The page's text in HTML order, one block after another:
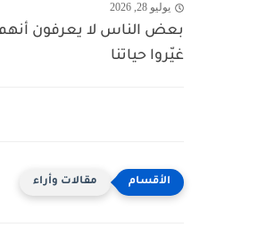
يوليو 28, 2026
بعض الناس لا يعرفون
غيّروا حياتنا
مقالات وأراء